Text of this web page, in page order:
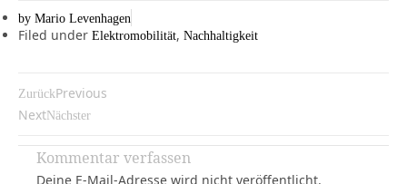
by Mario Levenhagen
Filed under Elektromobilität, Nachhaltigkeit
ZurückPrevious
NextNächster
Kommentar verfassen
Deine E-Mail-Adresse wird nicht veröffentlicht.